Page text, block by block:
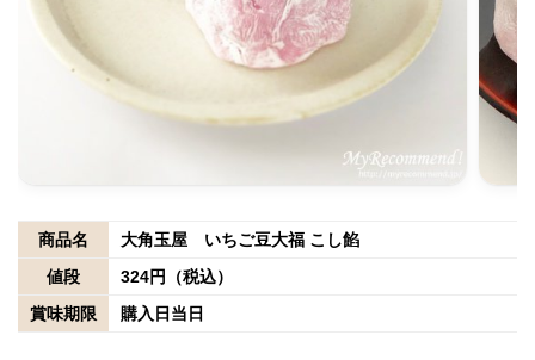
商品名
大角玉屋 いちご豆大福 こし餡
値段
324円（税込）
賞味期限
購入日当日